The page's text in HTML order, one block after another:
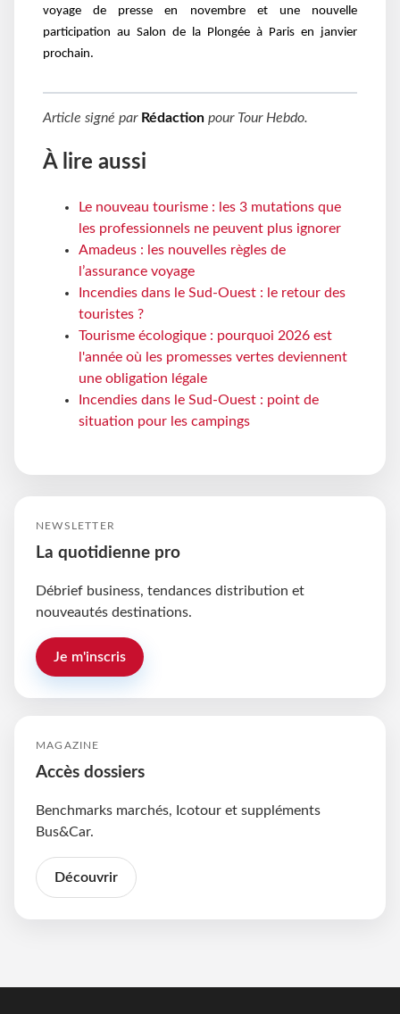
voyage de presse en novembre et une nouvelle
participation au Salon de la Plongée à Paris en janvier
prochain.
Article signé par Rédaction pour Tour Hebdo.
À lire aussi
Le nouveau tourisme : les 3 mutations que
les professionnels ne peuvent plus ignorer
Amadeus : les nouvelles règles de
l’assurance voyage
Incendies dans le Sud-Ouest : le retour des
touristes ?
Tourisme écologique : pourquoi 2026 est
l'année où les promesses vertes deviennent
une obligation légale
Incendies dans le Sud-Ouest : point de
situation pour les campings
NEWSLETTER
La quotidienne pro
Débrief business, tendances distribution et
nouveautés destinations.
Je m'inscris
MAGAZINE
Accès dossiers
Benchmarks marchés, Icotour et suppléments
Bus&Car.
Découvrir